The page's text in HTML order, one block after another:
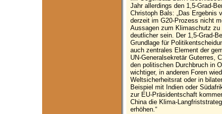
Jahr allerdings den 1,5-Grad-
Christoph Bals: „Das Ergebnis
derzeit im G20-Prozess nicht
Aussagen zum Klimaschutz
deutlicher sein. Der 1,5-Grad-
Grundlage für
auch zentrales Element der
UN-Generalsekretär Guterres,
den politischen Durchbruch in
wichtiger, in anderen Foren
Weltsicherheitsrat oder in
Beispiel mit Indien oder
zur EU-Präsidentschaft
China die Klima-
erhöhen.“